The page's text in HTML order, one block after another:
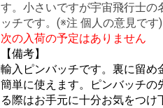
す。小さいですが宇宙飛行士
ッチです。(※注 個人の意見です)
次の入荷の予定はありません
【備考】
輸入ピンバッチです。裏に留め
簡単に使えます。ピンバッチ
る際はお手元に十分お気をつけ